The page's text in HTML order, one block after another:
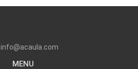
info@acaula.com
MENU